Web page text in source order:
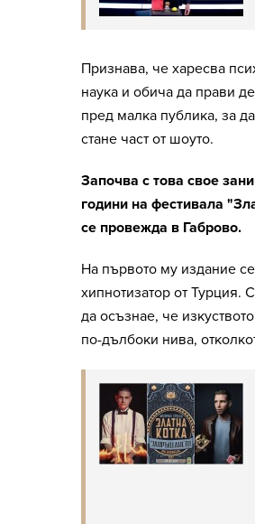
Признава, че харесва
наука и обича да прави
пред малка публика, за
стане част от шоуто.
Започва с това свое
години на фестивала
се провежда в Габрово.
На първото му издание
хипнотизатор от Турция.
да осъзнае, че
по-дълбоки нива,